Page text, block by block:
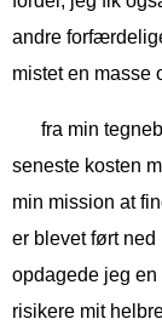
andre
mistet en masse
fra min
seneste kosten
min mission at
er blevet ført
opdagede jeg
risikere mit